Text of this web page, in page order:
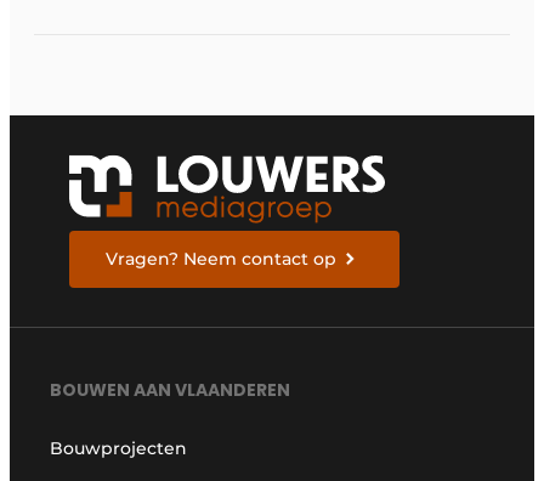
Vragen? Neem contact op
BOUWEN AAN VLAANDEREN
Bouwprojecten